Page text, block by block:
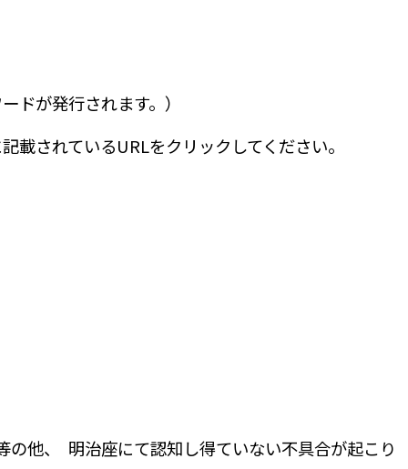
ドが発行されます。）
されているURLをクリックしてください。
他、 明治座にて認知し得ていない不具合が起こり